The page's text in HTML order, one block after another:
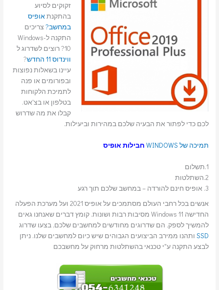
זקוקים לסיוע
בהתקנתאופיס
במחשב?צריכים
התקנה ל-Windows
10? רוצים לשדרוג ל
ווינדוס 11 החדש
?
עיינו בשאלות נפוצות
ובפורומים או פנה
לתמיכת הלקוחות
בטלפון או בצ'אט.
קבלו את מה שדרוש
לכם כדי לפתור את הבעיה שלכם במהירות וביעילות.
תמיכה של WINDOWS חבילות אופיס
1.תשלום
2.השתלטות
3. אופיס חינם להורדה – במחשב שלכם תוך רגע
אנשים בכל רחבי העולם מסתמכים על אופיס 2021 ועל מערכת הפעלה
החדישה Windows 11 מסיבות רבות ושונות. קומץ דברים שאנחנו גאים
להמשיך לספק, הם שדרוגים מחודשים למחשבים שלכם, בצעו שדרוג
SSD ותהנו ממירב הביצועים הגבוהים שיש כיום למחשבים שלנו. ניתן
לבצע התקנה ע"י טכנאי בהשתלטות מרחוק על מחשבכם